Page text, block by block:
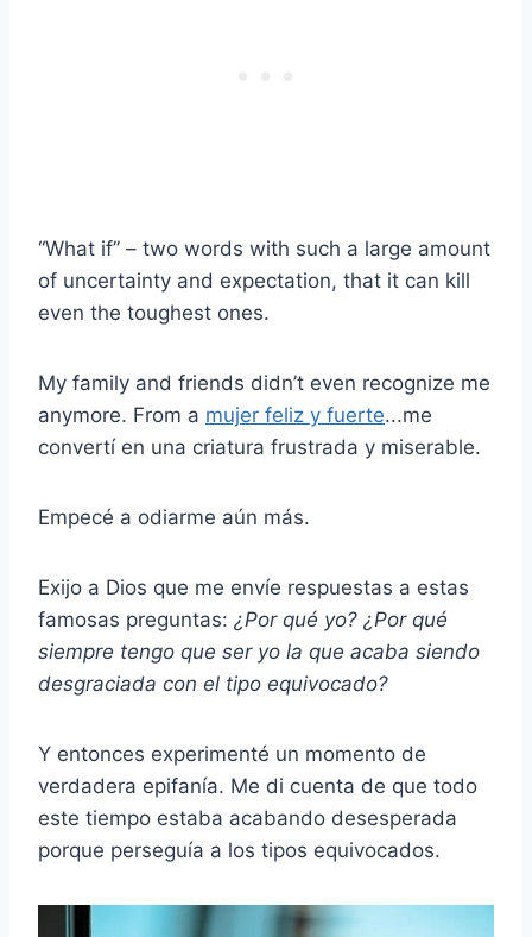
“What if” – two words with such a large amount
of uncertainty and expectation, that it can kill
even the toughest ones.
My family and friends didn’t even recognize me
anymore. From a mujer feliz y fuerte...me
convertí en una criatura frustrada y miserable.
Empecé a odiarme aún más.
Exijo a Dios que me envíe respuestas a estas
famosas preguntas: ¿Por qué yo? ¿Por qué
siempre tengo que ser yo la que acaba siendo
desgraciada con el tipo equivocado?
Y entonces experimenté un momento de
verdadera epifanía. Me di cuenta de que todo
este tiempo estaba acabando desesperada
porque perseguía a los tipos equivocados.